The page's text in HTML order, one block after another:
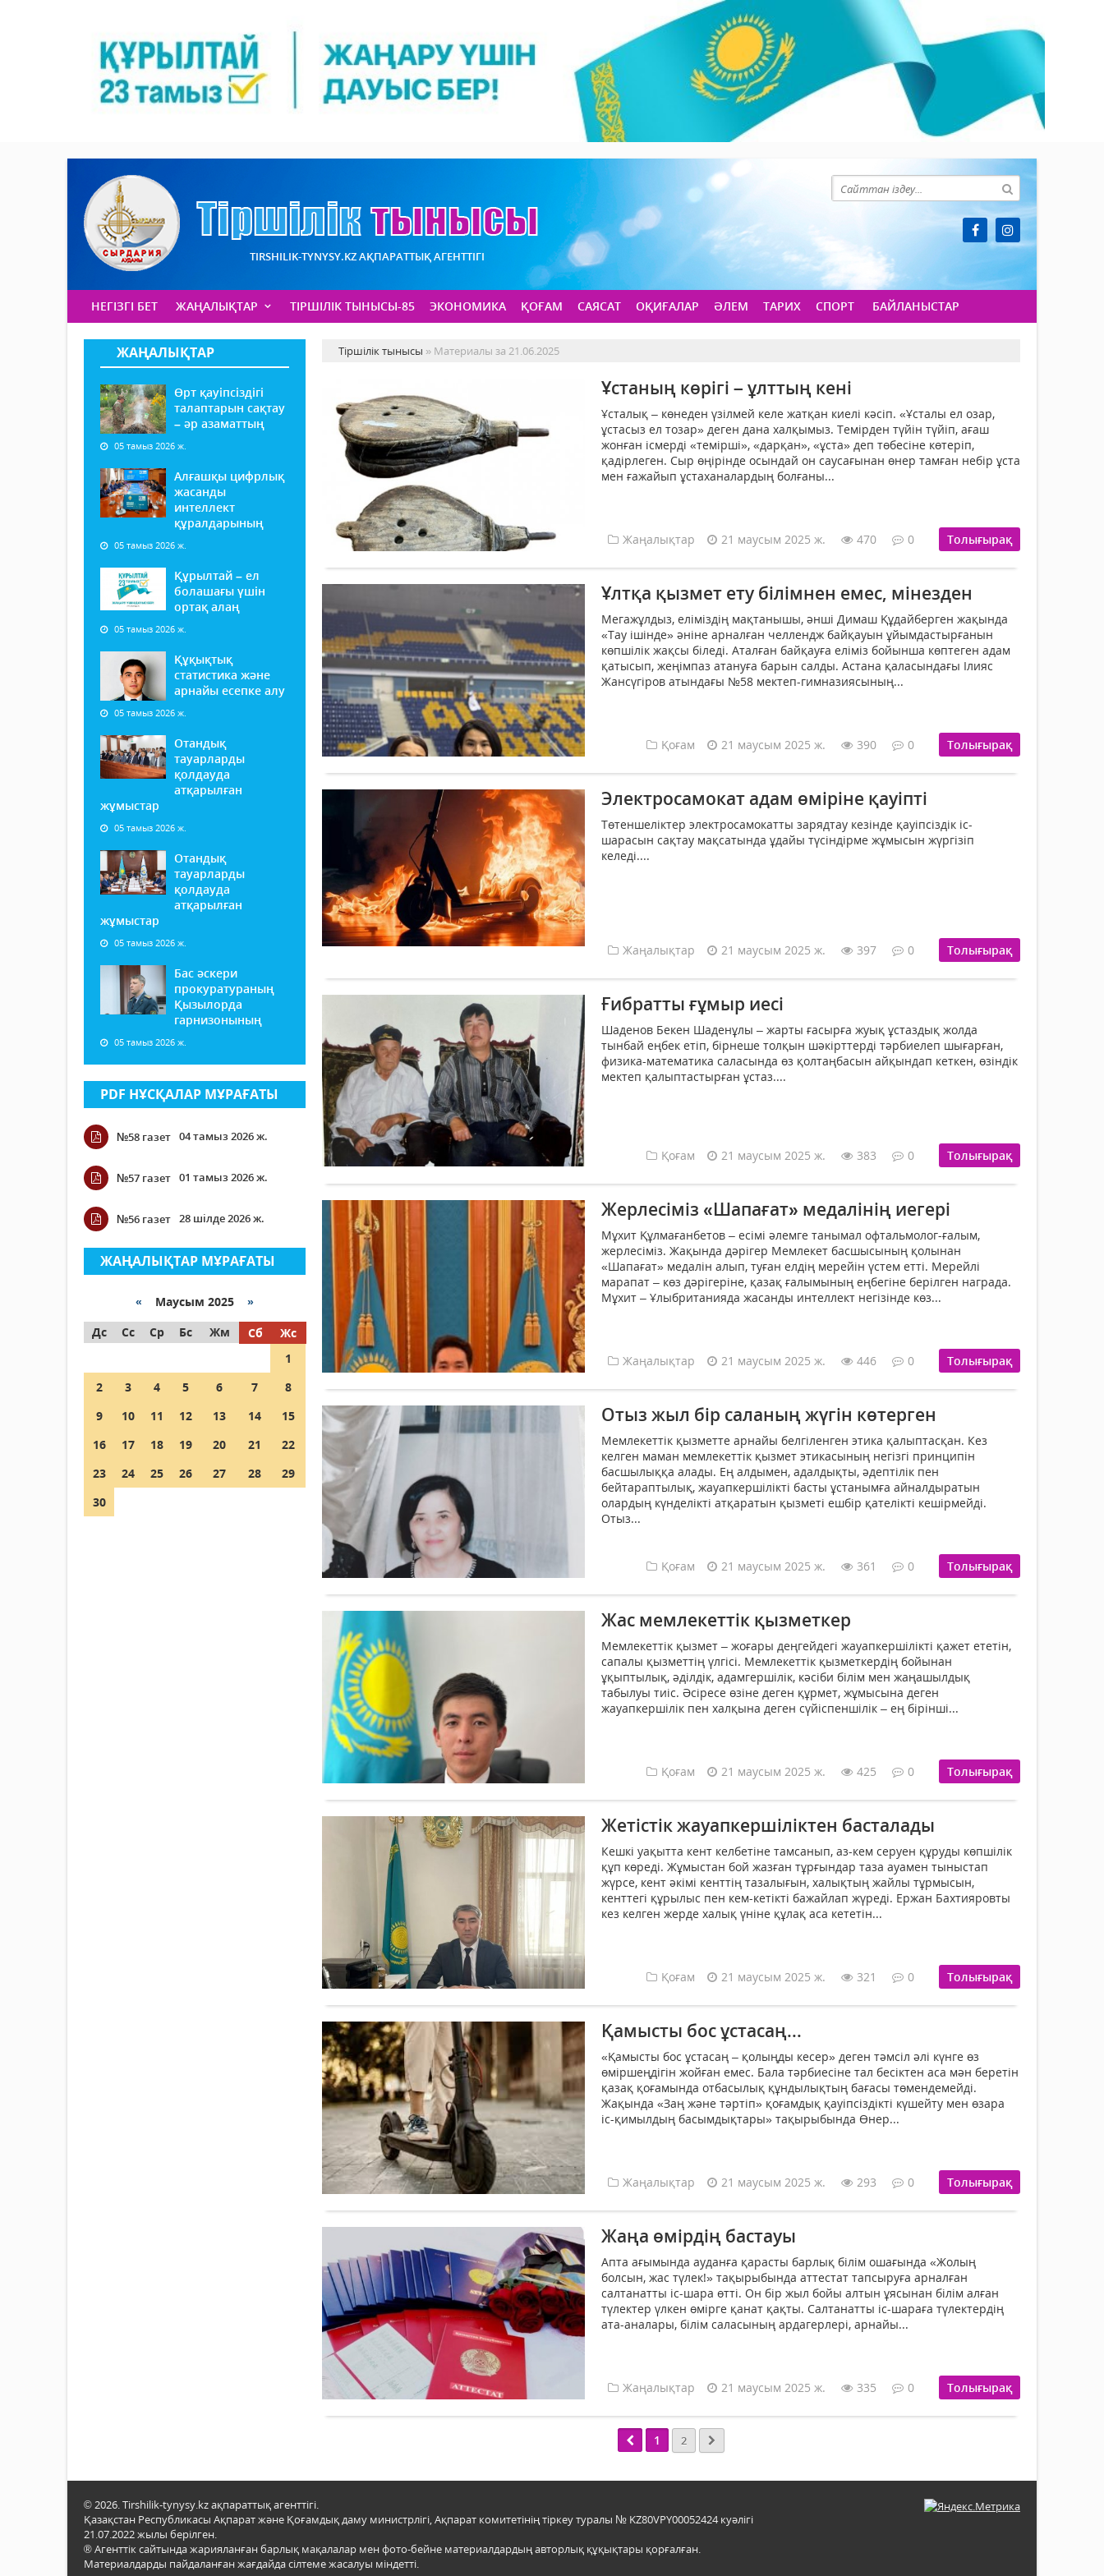
TIRSHILIK-TYNYSY.KZ АҚПАРАТТЫҚ АГЕНТТІГІ
НЕГІЗГІ БЕТ ЖАҢАЛЫҚТАР ТІРШІЛІК ТЫНЫСЫ-85 ЭКОНОМИКА ҚОҒАМ САЯСАТ ОҚИҒАЛАР ӘЛЕМ ТАРИХ СПОРТ БАЙЛАНЫСТАР
ЖАҢАЛЫҚТАР
Өрт қауіпсіздігі
талаптарын сақтау
– әр азаматтың
05 тамыз 2026 ж.
Алғашқы цифрлық
жасанды
интеллект
құралдарының
05 тамыз 2026 ж.
Құрылтай – ел
болашағы үшін
ортақ алаң
05 тамыз 2026 ж.
Құқықтық
статистика және
арнайы есепке алу
05 тамыз 2026 ж.
Отандық
тауарларды
қолдауда
атқарылған
жұмыстар
05 тамыз 2026 ж.
Отандық
тауарларды
қолдауда
атқарылған
жұмыстар
05 тамыз 2026 ж.
Бас әскери
прокуратураның
Қызылорда
гарнизонының
05 тамыз 2026 ж.
PDF НҰСҚАЛАР МҰРАҒАТЫ
№58 газет 04 тамыз 2026 ж.
№57 газет 01 тамыз 2026 ж.
№56 газет 28 шілде 2026 ж.
ЖАҢАЛЫҚТАР МҰРАҒАТЫ
« Маусым 2025 »
Дс
Сс Ср Бс Жм Сб
Жс
1
2
3 4 5 6 7
8
9
10 11 12 13 14
15
16
17 18 19 20 21
22
23
24 25 26 27 28
29
30
Тіршілік тынысы » Материалы за 21.06.2025
Ұстаның көрігі – ұлттың кені
Ұсталық – көнеден үзілмей келе жатқан киелі кәсіп. «Ұсталы ел озар,
ұстасыз ел тозар» деген дана халқымыз. Темірден түйін түйіп, ағаш
жонған ісмерді «темірші», «дарқан», «ұста» деп төбесіне көтеріп,
қадірлеген. Сыр өңірінде осындай он саусағынан өнер тамған небір ұста
мен ғажайып ұстаханалардың болғаны...
Жаңалықтар 21 маусым 2025 ж. 470 0 Толығырақ
Ұлтқа қызмет ету білімнен емес, мінезден
Мегажұлдыз, еліміздің мақтанышы, әнші Димаш Құдайберген жақында
«Тау ішінде» әніне арналған челлендж байқауын ұйымдастырғанын
көпшілік жақсы біледі. Аталған байқауға еліміз бойынша көптеген адам
қатысып, жеңімпаз атануға барын салды. Астана қаласындағы Ілияс
Жансүгіров атындағы №58 мектеп-гимназиясының...
Қоғам 21 маусым 2025 ж. 390 0 Толығырақ
Электросамокат адам өміріне қауіпті
Төтеншеліктер электросамокатты зарядтау кезінде қауіпсіздік іс-
шарасын сақтау мақсатында ұдайы түсіндірме жұмысын жүргізіп
келеді....
Жаңалықтар 21 маусым 2025 ж. 397 0 Толығырақ
Ғибратты ғұмыр иесі
Шаденов Бекен Шаденұлы – жарты ғасырға жуық ұстаздық жолда
тынбай еңбек етіп, бірнеше толқын шәкірттерді тәрбиелеп шығарған,
физика-математика саласында өз қолтаңбасын айқындап кеткен, өзіндік
мектеп қалыптастырған ұстаз....
Қоғам 21 маусым 2025 ж. 383 0 Толығырақ
Жерлесіміз «Шапағат» медалінің иегері
Мұхит Құлмағанбетов – есімі әлемге танымал офтальмолог-ғалым,
жерлесіміз. Жақында дәрігер Мемлекет басшысының қолынан
«Шапағат» медалін алып, туған елдің мерейін үстем етті. Мерейлі
марапат – көз дәрігеріне, қазақ ғалымының еңбегіне берілген награда.
Мұхит – Ұлыбританияда жасанды интеллект негізінде көз...
Жаңалықтар 21 маусым 2025 ж. 446 0 Толығырақ
Отыз жыл бір саланың жүгін көтерген
Мемлекеттік қызметте арнайы белгіленген этика қалыптасқан. Кез
келген маман мемлекеттік қызмет этикасының негізгі принципін
басшылыққа алады. Ең алдымен, адалдықты, әдептілік пен
бейтараптылық, жауапкершілікті басты ұстанымға айналдыратын
олардың күнделікті атқаратын қызметі ешбір қателікті кешірмейді.
Отыз...
Қоғам 21 маусым 2025 ж. 361 0 Толығырақ
Жас мемлекеттік қызметкер
Мемлекеттік қызмет – жоғары деңгейдегі жауапкершілікті қажет ететін,
сапалы қызметтің үлгісі. Мемлекеттік қызметкердің бойынан
ұқыптылық, әділдік, адамгершілік, кәсіби білім мен жаңашылдық
табылуы тиіс. Әсіресе өзіне деген құрмет, жұмысына деген
жауапкершілік пен халқына деген сүйіспеншілік – ең бірінші...
Қоғам 21 маусым 2025 ж. 425 0 Толығырақ
Жетістік жауапкершіліктен басталады
Кешкі уақытта кент келбетіне тамсанып, аз-кем серуен құруды көпшілік
құп көреді. Жұмыстан бой жазған тұрғындар таза ауамен тыныстап
жүрсе, кент әкімі кенттің тазалығын, халықтың жайлы тұрмысын,
кенттегі құрылыс пен кем-кетікті бажайлап жүреді. Ержан Бахтияровты
кез келген жерде халық үніне құлақ аса кететін...
Қоғам 21 маусым 2025 ж. 321 0 Толығырақ
Қамысты бос ұстасаң...
«Қамысты бос ұстасаң – қолыңды кесер» деген тәмсіл әлі күнге өз
өміршеңдігін жойған емес. Бала тәрбиесіне тал бесіктен аса мән беретін
қазақ қоғамында отбасылық құндылықтың бағасы төмендемейді.
Жақында «Заң және тәртіп» қоғамдық қауіпсіздікті күшейту мен өзара
іс-қимылдың басымдықтары» тақырыбында Өнер...
Жаңалықтар 21 маусым 2025 ж. 293 0 Толығырақ
Жаңа өмірдің бастауы
Апта ағымында ауданға қарасты барлық білім ошағында «Жолың
болсын, жас түлек!» тақырыбында аттестат тапсыруға арналған
салтанатты іс-шара өтті. Он бір жыл бойы алтын ұясынан білім алған
түлектер үлкен өмірге қанат қақты. Салтанатты іс-шараға түлектердің
ата-аналары, білім саласының ардагерлері, арнайы...
Жаңалықтар 21 маусым 2025 ж. 335 0 Толығырақ
1 2
© 2026. Tirshilik-tynysy.kz ақпараттық агенттігі.
Қазақстан Республикасы Ақпарат және Қоғамдық даму министрлігі, Ақпарат комитетінің тіркеу туралы № KZ80VPY00052424 куәлігі
21.07.2022 жылы берілген.
® Агенттік сайтында жарияланған барлық мақалалар мен фото-бейне материалдардың авторлық құқықтары қорғалған.
Материалдарды пайдаланған жағдайда сілтеме жасалуы міндетті.